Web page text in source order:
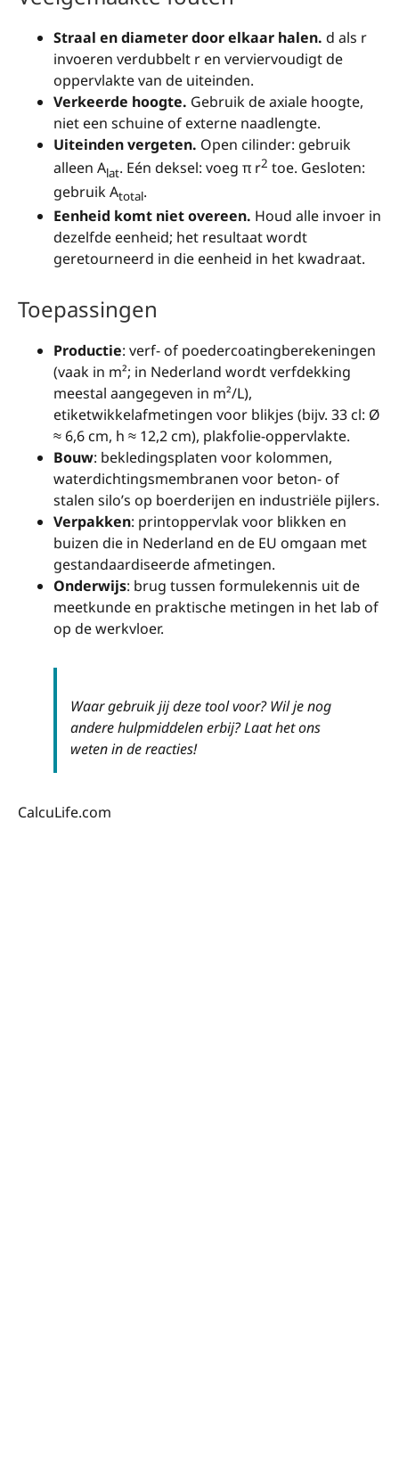
Straal en diameter door elkaar halen. d als r
invoeren verdubbelt r en verviervoudigt de
oppervlakte van de uiteinden.
Verkeerde hoogte. Gebruik de axiale hoogte,
niet een schuine of externe naadlengte.
Uiteinden vergeten. Open cilinder: gebruik
alleen Alat. Eén deksel: voeg π r2 toe. Gesloten:
gebruik Atotal.
Eenheid komt niet overeen. Houd alle invoer in
dezelfde eenheid; het resultaat wordt
geretourneerd in die eenheid in het kwadraat.
Toepassingen
Productie: verf- of poedercoatingberekeningen
(vaak in m²; in Nederland wordt verfdekking
meestal aangegeven in m²/L),
etiketwikkelafmetingen voor blikjes (bijv. 33 cl: Ø
≈ 6,6 cm, h ≈ 12,2 cm), plakfolie-oppervlakte.
Bouw: bekledingsplaten voor kolommen,
waterdichtingsmembranen voor beton- of
stalen silo’s op boerderijen en industriële pijlers.
Verpakken: printoppervlak voor blikken en
buizen die in Nederland en de EU omgaan met
gestandaardiseerde afmetingen.
Onderwijs: brug tussen formulekennis uit de
meetkunde en praktische metingen in het lab of
op de werkvloer.
Waar gebruik jij deze tool voor? Wil je nog
andere hulpmiddelen erbij? Laat het ons
weten in de reacties!
CalcuLife.com